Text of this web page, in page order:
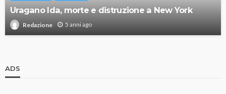
Uragano Ida, morte e distruzione a New York
Redazione 5 anni ago
ADS